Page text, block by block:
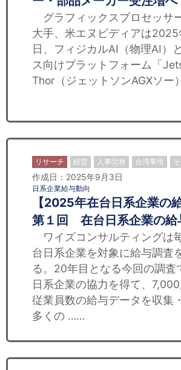
グラフィックスプロセッサー
大手、米エヌビディアは
日、フィジカルAI（物理AI）
ス向けプラットフォーム「
Thor（ジェットソンAGXソー
リサーチ 経営 人事労務 台湾事情
作成日：2025年9月3日
日系企業給与動向
【2025年在台日系企業の
第１回 在台日系企業の給
ワイズコンサルティングは
台日系企業を対象に給与調査
る。20年目となる今回の調査
日系企業の協力を得て、
従業員数の給与データを収集
多くの ……